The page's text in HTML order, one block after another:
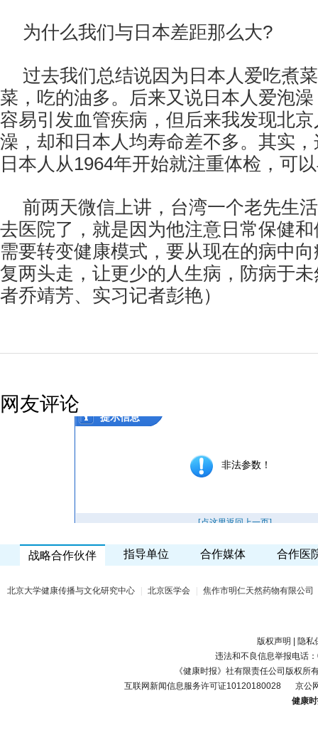
为什么我们与日本差距那么大?
过去我们总结说因为日本人爱吃煮
菜，吃的油多。后来又说日本人爱泡
容易引发血管疾病，但后来我发现北
澡，却和日本人均寿命差不多。其实
日本人从1964年开始就注重体检，可
前两天微信上讲，台湾一个老先生
去医院了，就是因为他注意日常保健
需要转变健康模式，要从现在的病中
复两头走，让更少的人生病，防病于
者乔靖芳、实习记者彭艳）
网友评论
战略合作伙伴 指导单位 合作媒体 合作医
北京大学健康传播与文化研究中心 北京医学会 焦作市明仁天然药物有限公司
版权声明
隐私
违法和不良信息举报电话
《健康时报》社有限责任公司版权所
互联网新闻信息服务许可证10120180028
京公
健康